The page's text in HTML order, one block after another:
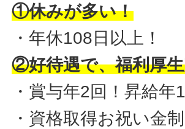
①休みが多い！
・年休108日以上！
②好待遇で、福利厚
・賞与年2回！昇給年1
・資格取得お祝い金